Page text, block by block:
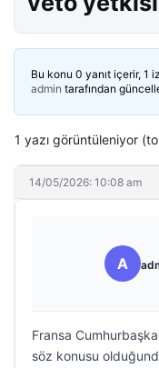
Bu konu 0 yanıt içerir, 1
admin tarafından
1 yazı görüntüleniyor
14/05/2026: 10:08 am
A
Fransa
söz konusu